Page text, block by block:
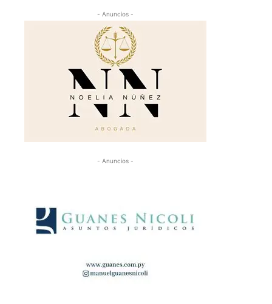
- Anuncios -
- Anuncios -